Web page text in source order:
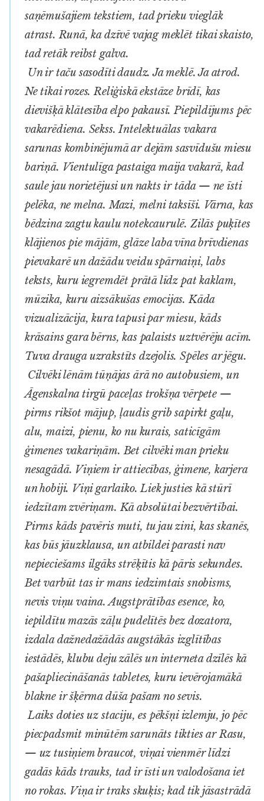
saņēmušajiem tekstiem, tad prieku vieglāk
atrast. Runā, ka dzīvē vajag meklēt tikai skaisto,
tad retāk reibst galva.
Un ir taču sasodīti daudz. Ja meklē. Ja atrod.
Ne tikai rozes. Reliģiskā ekstāze brīdī, kas
dievišķā klātesība elpo pakausī. Piepildījums pēc
vakarēdiena. Sekss. Intelektuālas vakara
sarunas kombinējumā ar dejām sasvīdušu miesu
bariņā. Vientulīga pastaiga maija vakarā, kad
saule jau norietējusi un nakts ir tāda — ne īsti
pelēka, ne melna. Mazi, melni taksīši. Vārna, kas
bēdzina zagtu kaulu notekcaurulē. Zilās puķītes
klājienos pie mājām, glāze laba vīna brīvdienas
pievakarē un dažādu veidu spārnaiņi, labs
teksts, kuru iegremdēt prātā līdz pat kaklam,
mūzika, kuru aizsākušas emocijas. Kāda
vizualizācija, kura tapusi par miesu, kāds
krāsains gara bērns, kas palaists uztvērēju acīm.
Tuva drauga uzrakstīts dzejolis. Spēles ar jēgu.
Cilvēki lēnām tūņājas ārā no autobusiem, un
Āgenskalna tirgū paceļas trokšņa vērpete —
pirms rikšot mājup, ļaudis grib sapirkt gaļu,
alu, maizi, pienu, ko nu kurais, saticīgām
ģimenes vakariņām. Bet cilvēki man prieku
nesagādā. Viņiem ir attiecības, ģimene, karjera
un hobiji. Viņi garlaiko. Liek justies kā stūrī
iedzītam zvēriņam. Kā absolūtai bezvērtībai.
Pirms kāds pavēris muti, tu jau zini, kas skanēs,
kas būs jāuzklausa, un atbildei parasti nav
nepieciešams ilgāks strēķītis kā pāris sekundes.
Bet varbūt tas ir mans iedzimtais snobisms,
nevis viņu vaina. Augstprātības esence, ko,
iepildītu mazās zāļu pudelītēs bez dozatora,
izdala dažnedažādās augstākās izglītības
iestādēs, klubu deju zālēs un interneta dzīlēs kā
pašapliecināšanās tabletes, kuru ievērojamākā
blakne ir šķērma dūša pašam no sevis.
Laiks doties uz staciju, es pēkšņi izlemju, jo pēc
piecpadsmit minūtēm sarunāts tikties ar Rasu,
— uz tusiņiem braucot, viņai vienmēr līdzi
gadās kāds trauks, tad ir īsti un valodošana iet
no rokas. Viņa ir traks skuķis; kad tik jāsastrādā